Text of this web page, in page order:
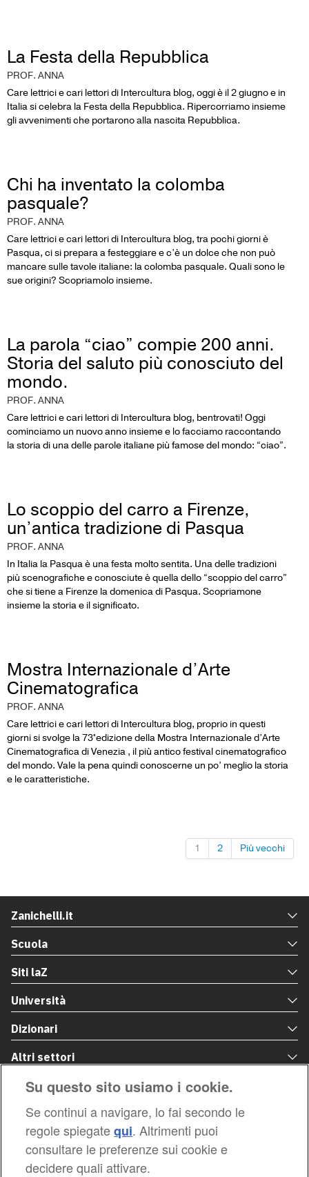
La Festa della Repubblica
PROF. ANNA
Care lettrici e cari lettori di Intercultura blog, oggi è il 2 giugno e in
Italia si celebra la Festa della Repubblica. Ripercorriamo insieme
gli avvenimenti che portarono alla nascita Repubblica.
Chi ha inventato la colomba
pasquale?
PROF. ANNA
Care lettrici e cari lettori di Intercultura blog, tra pochi giorni è
Pasqua, ci si prepara a festeggiare e c’è un dolce che non può
mancare sulle tavole italiane: la colomba pasquale. Quali sono le
sue origini? Scopriamolo insieme.
La parola “ciao” compie 200 anni.
Storia del saluto più conosciuto del
mondo.
PROF. ANNA
Care lettrici e cari lettori di Intercultura blog, bentrovati! Oggi
cominciamo un nuovo anno insieme e lo facciamo raccontando
la storia di una delle parole italiane più famose del mondo: “ciao”.
Lo scoppio del carro a Firenze,
un’antica tradizione di Pasqua
PROF. ANNA
In Italia la Pasqua è una festa molto sentita. Una delle tradizioni
più scenografiche e conosciute è quella dello “scoppio del carro”
che si tiene a Firenze la domenica di Pasqua. Scopriamone
insieme la storia e il significato.
Mostra Internazionale d’Arte
Cinematografica
PROF. ANNA
Care lettrici e cari lettori di Intercultura blog, proprio in questi
giorni si svolge la 73°edizione della Mostra Internazionale d’Arte
Cinematografica di Venezia , il più antico festival cinematografico
del mondo. Vale la pena quindi conoscerne un po’ meglio la storia
e le caratteristiche.
1 2 Più vecchi
Su questo sito usiamo i cookie.
Se continui a navigare, lo fai secondo le
regole spiegate qui. Altrimenti puoi
consultare le preferenze sui cookie e
decidere quali attivare.